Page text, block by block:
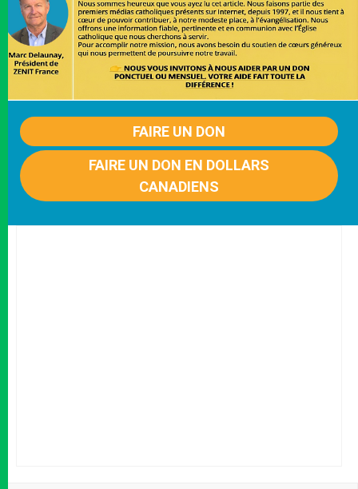
FAIRE UN DON
FAIRE UN DON EN DOLLARS
CANADIENS